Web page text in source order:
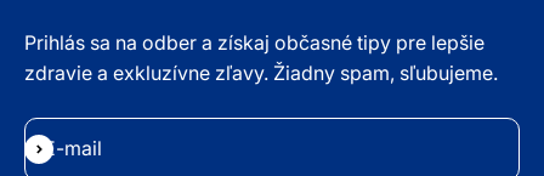
Prihlás sa na odber a získaj občasné tipy pre lepšie
zdravie a exkluzívne zľavy. Žiadny spam, sľubujeme.
E-mail
Odoberať